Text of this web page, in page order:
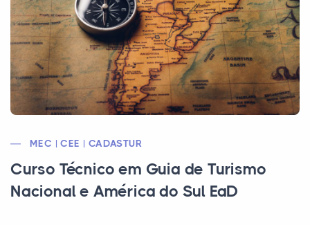
MEC | CEE | CADASTUR
Curso Técnico em Guia de Turismo
Nacional e América do Sul EaD